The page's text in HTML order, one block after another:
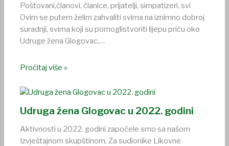
Poštovani,članovi, članice, prijatelji, simpatizeri, svi
Ovim se putem želim zahvaliti svima na iznimno dobroj
suradnji, svima koji su pomoglistvoriti lijepu priču oko
Udruge žena Glogovac.…
Pročitaj više »
Udruga žena Glogovac u 2022. godini
Aktivnosti u 2022. godini započele smo sa našom
Izvještajnom skupštinom. Za sudionike Likovne